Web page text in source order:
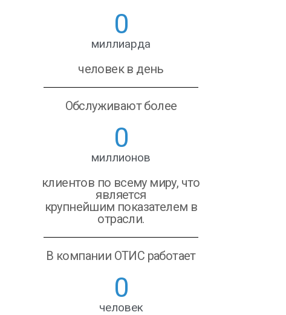
0
миллиарда
человек в день
Обслуживают более
0
миллионов
клиентов по всему миру, что
является
крупнейшим показателем в
отрасли.
В компании ОТИС работает
0
человек